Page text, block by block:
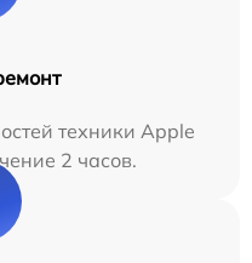
техники Apple
2 часов.